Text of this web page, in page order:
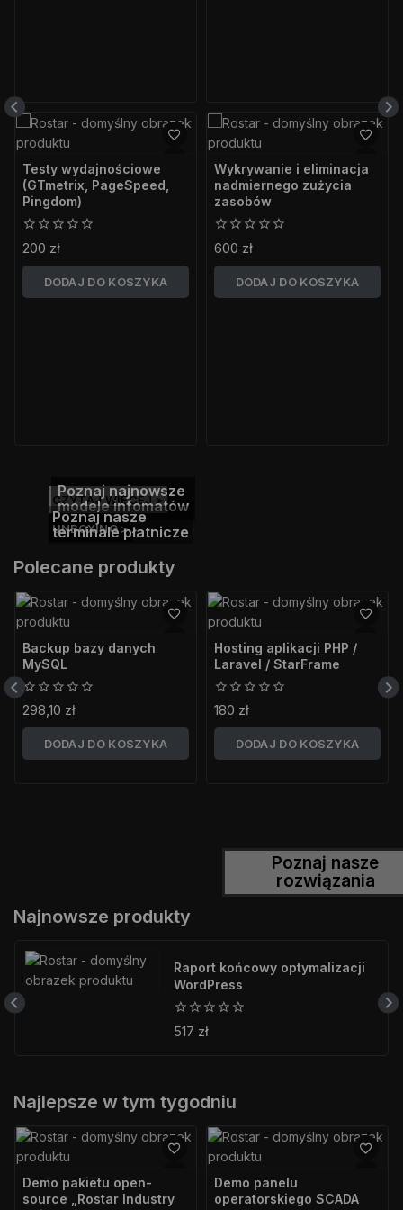
Testy wydajnościowe
(GTmetrix, PageSpeed,
Pingdom)
0
z
5
200 zł
DODAJ DO KOSZYKA
Wykrywanie i eliminacja
nadmiernego zużycia
zasobów
0
z
5
600 zł
DODAJ DO KOSZYKA
CZYTAJ WIĘCEJ >
Poznaj najnowsze
modele infomatów
UNBOXING >
Poznaj nasze
terminale płatnicze
Polecane produkty
Backup bazy danych
MySQL
0
5
298,10 zł
DODAJ DO KOSZYKA
Hosting aplikacji PHP /
Laravel / StarFrame
0
5
180 zł
DODAJ DO KOSZYKA
Poznaj nasze
rozwiązania
Najnowsze produkty
Raport końcowy optymalizacji
WordPress
0
517 zł
Najlepsze w tym tygodniu
Demo pakietu open-
source „Rostar Industry
Demo panelu
operatorskiego SCADA